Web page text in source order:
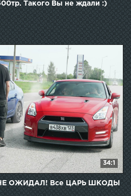
Такого Вы не ждали :)
34:1
ОЖИДАЛ! Все ЦАРЬ ШКОДЫ